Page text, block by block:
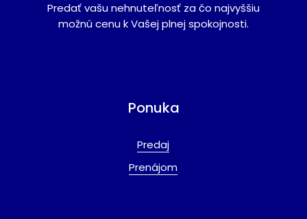
Predať vašu nehnuteľnosť za čo najvyššiu
možnú cenu k Vašej plnej spokojnosti.
Ponuka
Predaj
Prenájom